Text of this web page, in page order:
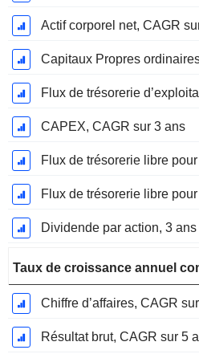
Actif corporel net, CAGR
Capitaux Propres
CAPEX, CAGR sur 3 ans
Dividende par action, 3
Taux de croissance annuel
Chiffre d’affaires, CAGR
Résultat brut, CAGR sur 5